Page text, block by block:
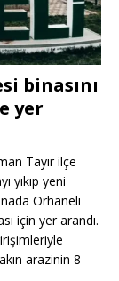
binasını
yer
Tayır ilçe
yıkıp yeni
Orhaneli
için yer arandı.
arazinin 8